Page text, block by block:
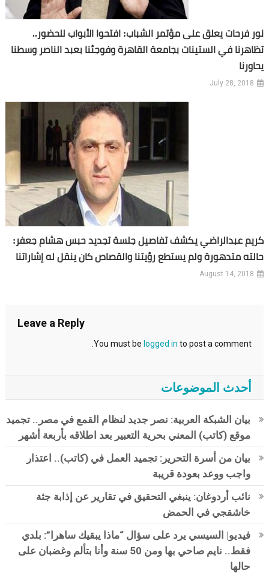
نور فرحات يعلق على مؤتمر الشباب: افتحوا الأبواب للحضور..
تظاهرنا في الستينات بجامعة القاهرة وفوجئنا بعبد الناصر وسطنا
يحاورنا
July 28, 2018
كريم عبدالراضي يكشف تفاصيل جلسة تجديد حبس هشام جعفر:
حالته متدهورة ولم يستطع رؤيتنا والقصاص كان ينقل له إشاراتنا
August 14, 2018
Leave a Reply
You must be logged in to post a comment.
أحدث الموضوعات
بيان الشبكة العربية: نصر جديد لنظام القمع في مصر.. تجميد
موقع (كاتب) المعني بحرية التعبير بعد اطلاقه بأربعة أشهر
بيان من أسرة التحرير: تجميد العمل في (كاتب).. اعتذار
واجب ووعد بعودة قريبة
نائب أردوغان: ينبغي التحقيق في تقارير عن إذابة جثة
خاشقجي في الحمض
فيديو| السيسي يرد على سؤال “ماذا يبقيك ساهرا”: بلدي
فقط.. نايم صاحي بها ومن 50 سنة وأنا بتألم وغضبان على
حالها